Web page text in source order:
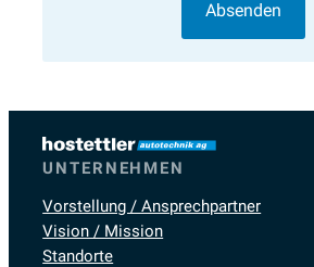
UNTERNEHMEN
Vorstellung / Ansprechpartner
Vision / Mission
Standorte